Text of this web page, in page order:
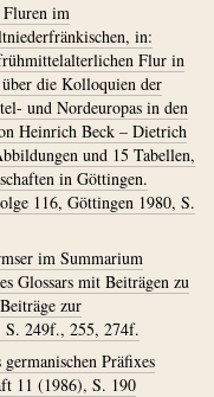
Fluren im
in:
Flur in
die Kolloquien der
und Nordeuropas in den
Heinrich Beck – Dietrich
und 15 Tabellen,
in Göttingen.
116, Göttingen 1980, S.
im Summarium
Glossars mit Beiträgen zu
zur
S. 249f., 255, 274f.
Präfixes
11 (1986), S. 190